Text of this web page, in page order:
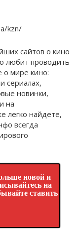
kzn/
сайтов о кино
любит проводить
о мире кино:
сериалах,
новинки,
на
легко найдете,
всегда
новой и
на
ставить